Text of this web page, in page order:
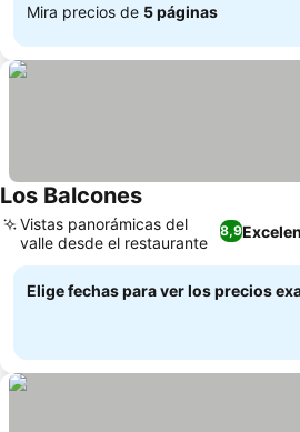
Mira precios de 5 páginas
Los Balcones
8,9
Vistas panorámicas del
valle desde el restaurante
Elige fechas para ver los precios